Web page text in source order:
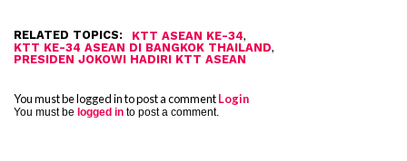
RELATED TOPICS: KTT ASEAN KE-34,
KTT KE-34 ASEAN DI BANGKOK THAILAND,
PRESIDEN JOKOWI HADIRI KTT ASEAN
You must be logged in to post a commentLogin
You must be logged in to post a comment.